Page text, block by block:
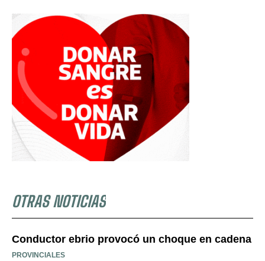
OTRAS NOTICIAS
Conductor ebrio provocó un choque en cadena
PROVINCIALES